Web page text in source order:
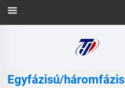
Egyfázisú/